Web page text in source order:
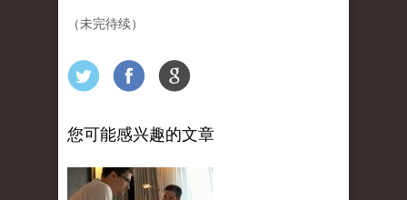
（未完待续）
您可能感兴趣的文章